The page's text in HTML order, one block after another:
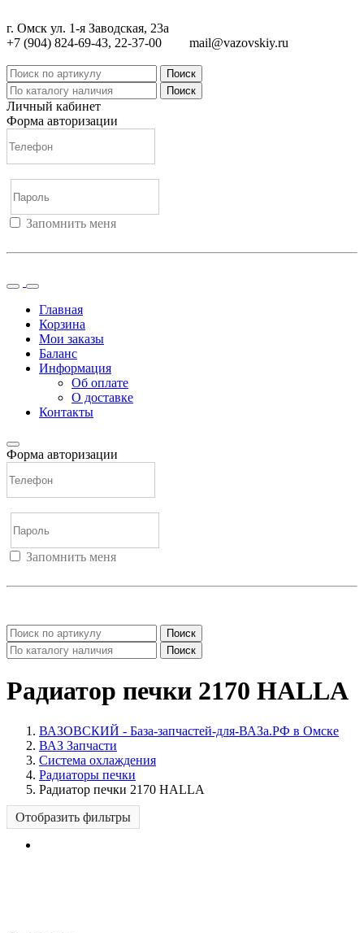
г. Омск ул. 1-я Заводская, 23а
+7 (904) 824-69-43, 22-37-00
mail@vazovskiy.ru
Поиск
Поиск
Личный кабинет
Форма авторизации
Запомнить меня
Главная
Корзина
Мои заказы
Баланс
Информация
Об оплате
О доставке
Контакты
Форма авторизации
Запомнить меня
Поиск
Поиск
Радиатор печки 2170 HALLA
ВАЗОВСКИЙ - База-запчастей-для-ВАЗа.РФ в Омске
ВАЗ Запчасти
Система охлаждения
Радиаторы печки
Радиатор печки 2170 HALLA
Отобразить фильтры